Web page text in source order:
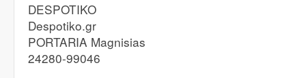
DESPOTIKO
Despotiko.gr
PORTARIA Magnisias
24280-99046